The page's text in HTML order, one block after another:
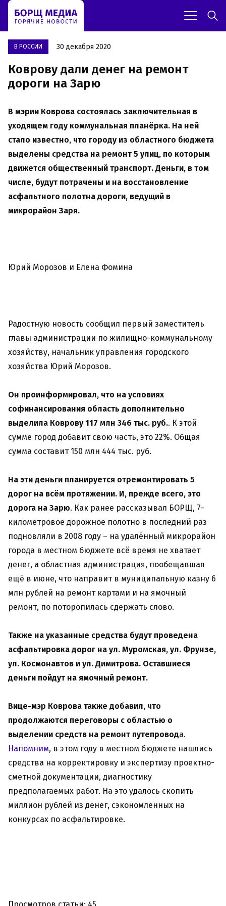
В РОССИИ 30 декабря 2020
Коврову дали денег на ремонт
дороги на Зарю
В мэрии Коврова состоялась заключительная в
уходящем году коммунальная планёрка. На ней
стало известно, что городу из областного бюджета
выделены средства на ремонт 5 улиц, по которым
движется общественный транспорт. Деньги, в том
числе, будут потрачены и на восстановление
асфальтного полотна дороги, ведущий в
микрорайон Заря.
Юрий Морозов и Елена Фомина
Радостную новость сообщил первый заместитель
главы администрации по жилищно-коммунальному
хозяйству, начальник управления городского
хозяйства Юрий Морозов.
Он проинформировал, что на условиях
софинансирования область дополнительно
выделила Коврову 117 млн 346 тыс. руб.. К этой
сумме город добавит свою часть, это 22%. Общая
сумма составит 150 млн 444 тыс. руб.
На эти деньги планируется отремонтировать 5
дорог на всём протяжении. И, прежде всего, это
дорога на Зарю. Как ранее рассказывал БОРЩ, 7-
километровое дорожное полотно в последний раз
подновляли в 2008 году – на удалённый микрорайон
города в местном бюджете всё время не хватает
денег, а областная администрация, пообещавшая
ещё в июне, что направит в муниципальную казну 6
млн рублей на ремонт картами и на ямочный
ремонт, по поторопилась сдержать слово.
Также на указанные средства будут проведена
асфальтировка дорог на ул. Муромская, ул. Фрунзе,
ул. Космонавтов и ул. Димитрова. Оставшиеся
деньги пойдут на ямочный ремонт.
Вице-мэр Коврова также добавил, что
продолжаются переговоры с областью о
выделении средств на ремонт путепровода.
Напомним, в этом году в местном бюджете нашлись
средства на корректировку и экспертизу проектно-
сметной документации, диагностику
предполагаемых работ. На это удалось скопить
миллион рублей из денег, сэкономленных на
конкурсах по асфальтировке.